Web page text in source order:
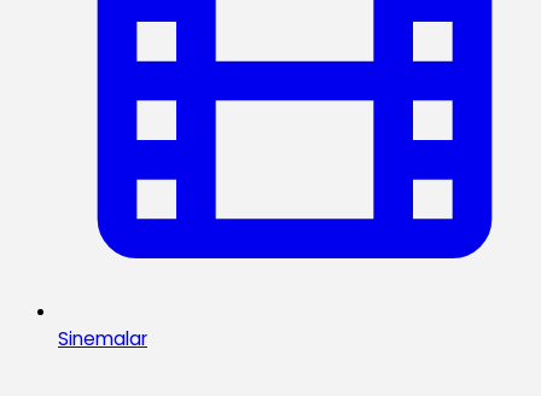
Sinemalar